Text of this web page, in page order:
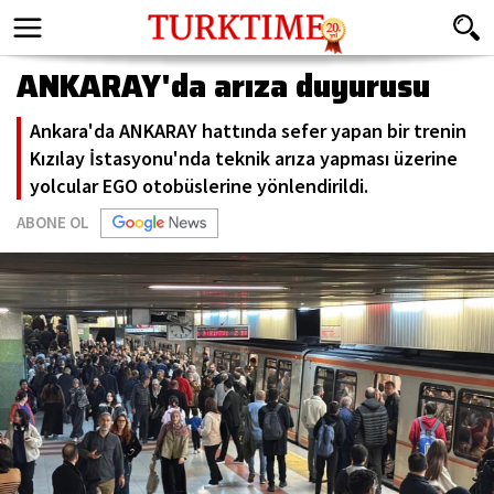
ANKARAY'da arıza duyurusu
Ankara'da ANKARAY hattında sefer yapan bir trenin
Kızılay İstasyonu'nda teknik arıza yapması üzerine
yolcular EGO otobüslerine yönlendirildi.
ABONE OL